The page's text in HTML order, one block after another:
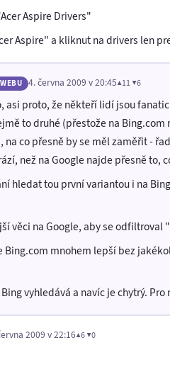
Aspire Drivers"
Aspire" a kliknut na drivers len
4. června 2009 v 20:45▲11 ▼6
asi proto, že někteří lidí jsou
to druhé (přestože na
na co přesně by se měl zaměřit -
než na Google najde přesně to,
hledat tou první variantou i na
věci na Google, aby se
Bing.com mnohem lepší bez
vyhledává a navíc je chytrý.
2009 v 22:16▲6 ▼0